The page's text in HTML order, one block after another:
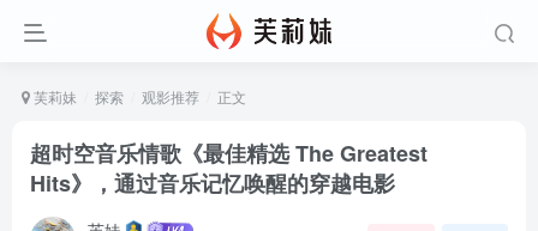
芙莉妹 探索 观影推荐 正文
超时空音乐情歌《最佳精选 The Greatest
Hits》，通过音乐记忆唤醒的穿越电影